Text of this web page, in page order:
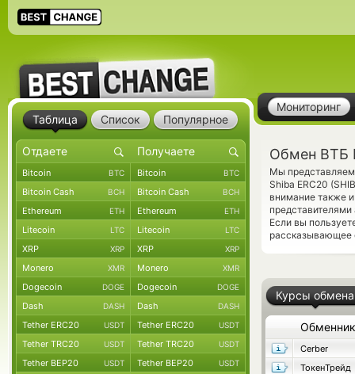
Мониторинг
Обмен ВТБ
Мы представляем
Shiba ERC20
внимание также
Если вы
рассказывающее
Курсы обмена
Обменник
Cerber
ТокенТрейд
Таблица Список Популярное
Bitcoin BTC Bitcoin BTC
Bitcoin Cash BCH Bitcoin Cash BCH
Ethereum ETH Ethereum ETH
Litecoin LTC Litecoin LTC
XRP XRP XRP XRP
Monero XMR Monero XMR
Dogecoin DOGE Dogecoin DOGE
Dash DASH Dash DASH
Tether ERC20 USDT Tether ERC20 USDT
Tether TRC20 USDT Tether TRC20 USDT
Tether BEP20 USDT Tether BEP20 USDT